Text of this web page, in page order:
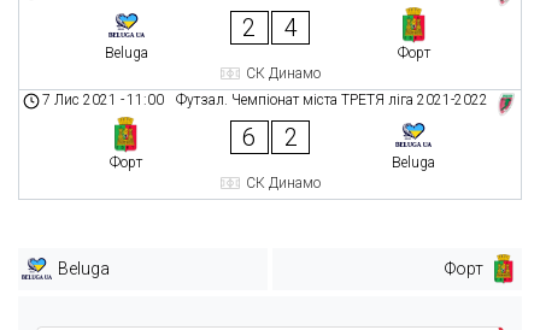
Beluga
2 4
Форт
СК Динамо
Футзал. Чемпіонат міста ТРЕТЯ ліга 2021-2022
7 Лис 2021 -11:00
Форт
6 2
Beluga
СК Динамо
Beluga Форт